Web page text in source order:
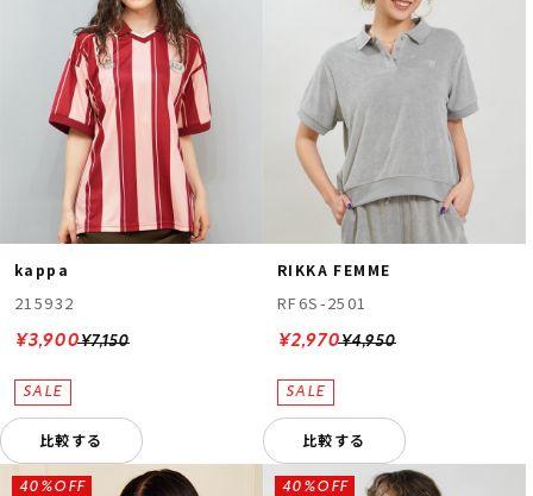
kappa
215932
¥7,150
¥3,900
比較する
RIKKA FEMME
RF6S-2501
¥4,950
¥2,970
比較する
40%OFF 40%OFF